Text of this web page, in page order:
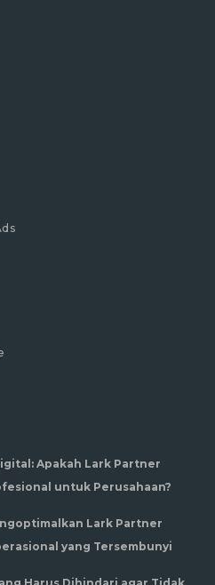
Apakah Lark Partner
untuk Perusahaan?
Lark Partner
yang Tersembunyi